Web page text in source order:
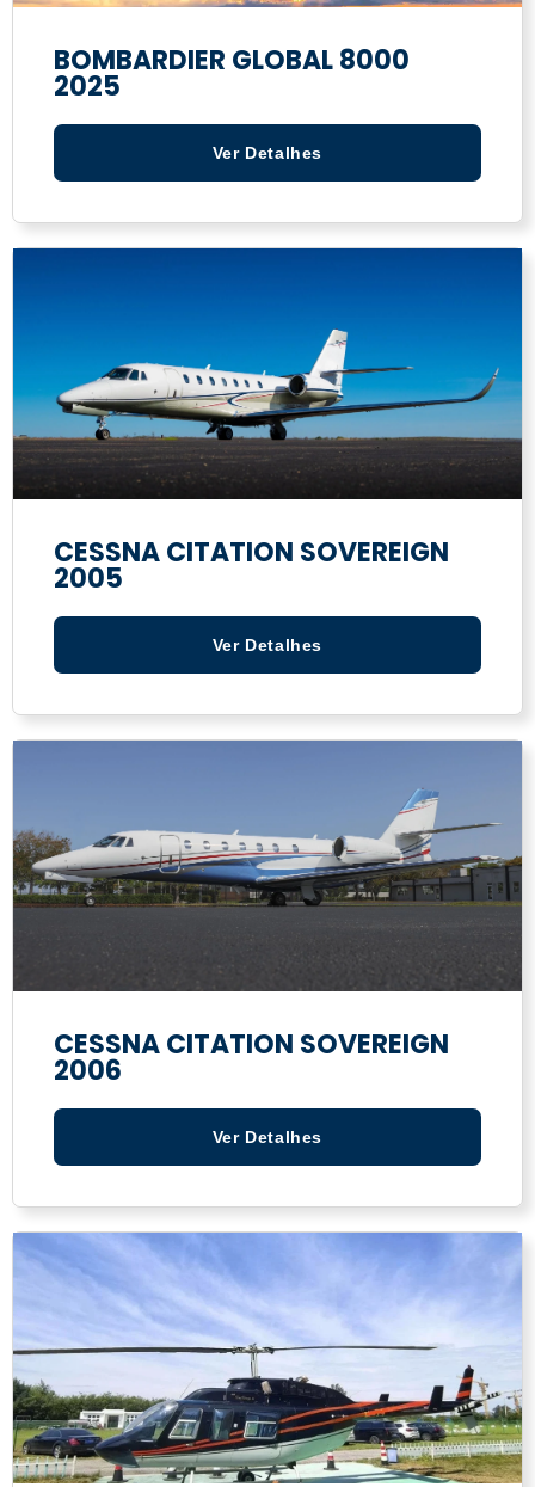
BOMBARDIER GLOBAL 8000
2025
Ver Detalhes
CESSNA CITATION SOVEREIGN
2005
Ver Detalhes
CESSNA CITATION SOVEREIGN
2006
Ver Detalhes